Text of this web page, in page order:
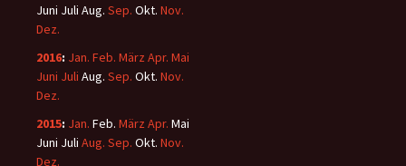
Juni Juli Aug. Sep. Okt. Nov.
Dez.
2016: Jan. Feb. März Apr. Mai
Juni Juli Aug. Sep. Okt. Nov.
Dez.
2015: Jan. Feb. März Apr. Mai
Juni Juli Aug. Sep. Okt. Nov.
Dez.